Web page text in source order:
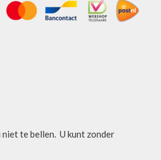
te bellen. U kunt zonder